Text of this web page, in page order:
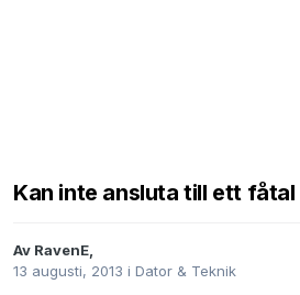
Kan inte ansluta till ett
Av RavenE,
13 augusti, 2013 i Dator & Teknik